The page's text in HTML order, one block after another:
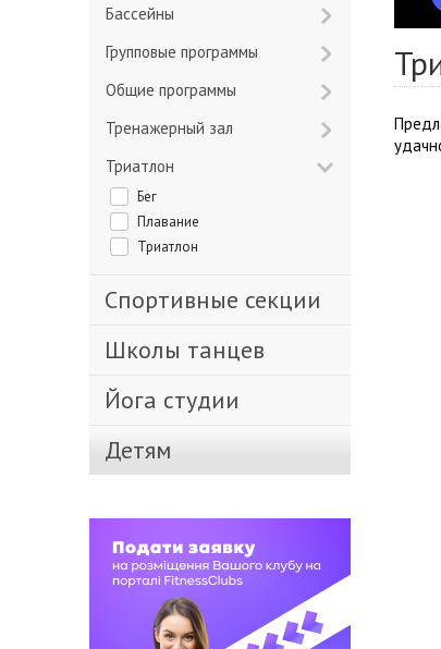
Бассейны
Групповые программы
Общие программы
Тренажерный зал
Триатлон
Бег
Плавание
Триатлон
Спортивные секции
Школы танцев
Йога студии
Детям